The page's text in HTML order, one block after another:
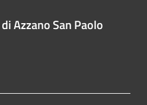
Azzano San Paolo